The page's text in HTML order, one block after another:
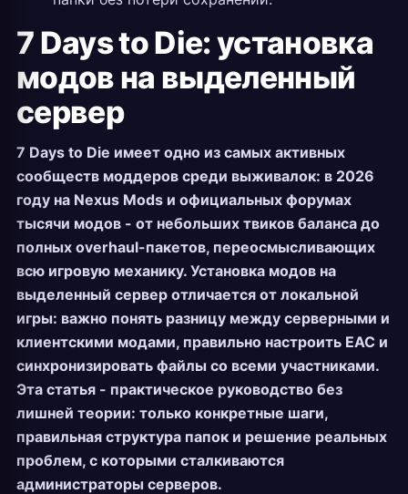
7 Days to Die: установка
модов на выделенный
сервер
7 Days to Die имеет одно из самых активных
сообществ моддеров среди выживалок: в 2026
году на Nexus Mods и официальных форумах
тысячи модов - от небольших твиков баланса до
полных overhaul-пакетов, переосмысливающих
всю игровую механику. Установка модов на
выделенный сервер отличается от локальной
игры: важно понять разницу между серверными и
клиентскими модами, правильно настроить EAC и
синхронизировать файлы со всеми участниками.
Эта статья - практическое руководство без
лишней теории: только конкретные шаги,
правильная структура папок и решение реальных
проблем, с которыми сталкиваются
администраторы серверов.